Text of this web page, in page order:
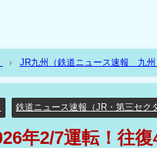
JR九州（鉄道ニュース速報 九州
鉄道ニュース速報（JR・第三セク
年2/7運転！往